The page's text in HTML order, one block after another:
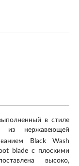
в стиле
из нержавеющей
Black Wash
blade с плоскими
высоко,